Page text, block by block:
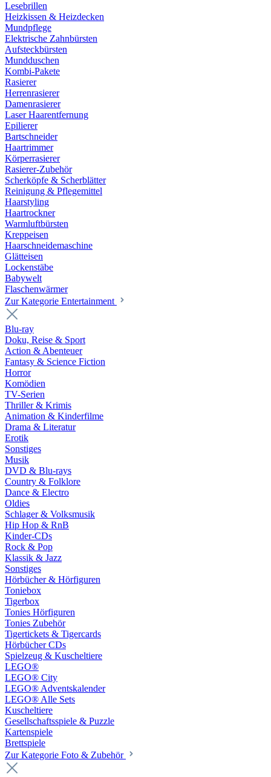
Lesebrillen
Heizkissen & Heizdecken
Mundpflege
Elektrische Zahnbürsten
Aufsteckbürsten
Mundduschen
Kombi-Pakete
Rasierer
Herrenrasierer
Damenrasierer
Laser Haarentfernung
Epilierer
Bartschneider
Haartrimmer
Körperrasierer
Rasierer-Zubehör
Scherköpfe & Scherblätter
Reinigung & Pflegemittel
Haarstyling
Haartrockner
Warmluftbürsten
Kreppeisen
Haarschneidemaschine
Glätteisen
Lockenstäbe
Babywelt
Flaschenwärmer
Zur Kategorie Entertainment
Blu-ray
Doku, Reise & Sport
Action & Abenteuer
Fantasy & Science Fiction
Horror
Komödien
TV-Serien
Thriller & Krimis
Animation & Kinderfilme
Drama & Literatur
Erotik
Sonstiges
Musik
DVD & Blu-rays
Country & Folklore
Dance & Electro
Oldies
Schlager & Volksmusik
Hip Hop & RnB
Kinder-CDs
Rock & Pop
Klassik & Jazz
Sonstiges
Hörbücher & Hörfiguren
Toniebox
Tigerbox
Tonies Hörfiguren
Tonies Zubehör
Tigertickets & Tigercards
Hörbücher CDs
Spielzeug & Kuscheltiere
LEGO®
LEGO® City
LEGO® Adventskalender
LEGO® Alle Sets
Kuscheltiere
Gesellschaftsspiele & Puzzle
Kartenspiele
Brettspiele
Zur Kategorie Foto & Zubehör